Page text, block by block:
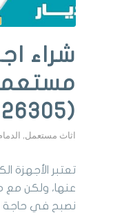
شراء
(0508126305)
اثاث مستعمل,
تعتبر الأجهزة
عنها، ولكن مع
نصبح في حاجة